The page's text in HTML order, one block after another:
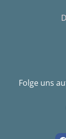
Folge uns
F